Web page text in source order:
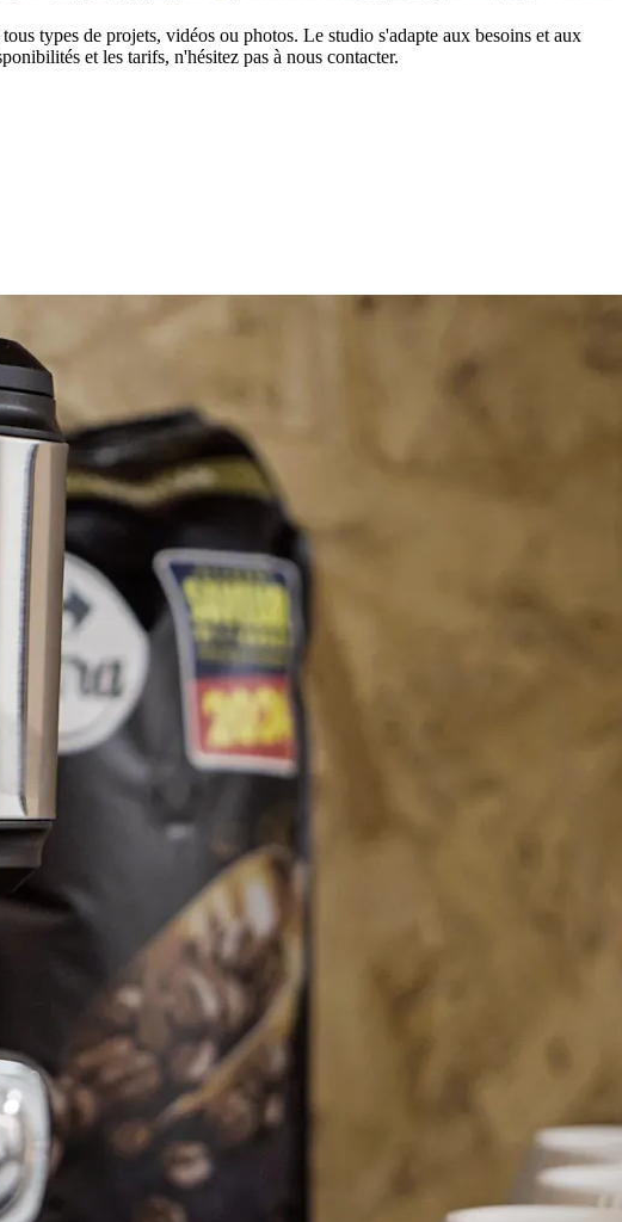
types de projets, vidéos ou photos. Le studio s'adapte aux besoins et aux
et les tarifs, n'hésitez pas à nous contacter.